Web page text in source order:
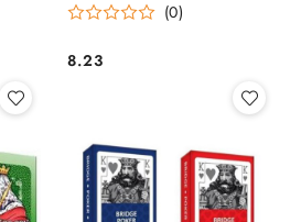
(0)
Cena:
8.23